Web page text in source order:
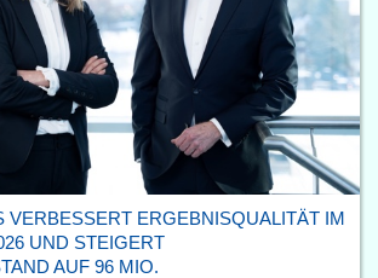
VERBESSERT ERGEBNISQUALITÄT IM
UND STEIGERT
AUF 96 MIO.